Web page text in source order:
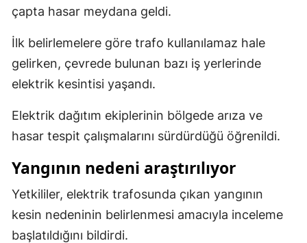
Tunceli
Şanlıurfa
Uşak
Yozgat
Zonguldak
Aksaray
Bayburt
çapta hasar meydana geldi.
İlk belirlemelere göre trafo kullanılamaz hale
gelirken, çevrede bulunan bazı iş yerlerinde
elektrik kesintisi yaşandı.
Elektrik dağıtım ekiplerinin bölgede arıza ve
hasar tespit çalışmalarını sürdürdüğü öğrenildi.
Yangının nedeni araştırılıyor
Yetkililer, elektrik trafosunda çıkan yangının
kesin nedeninin belirlenmesi amacıyla inceleme
başlatıldığını bildirdi.